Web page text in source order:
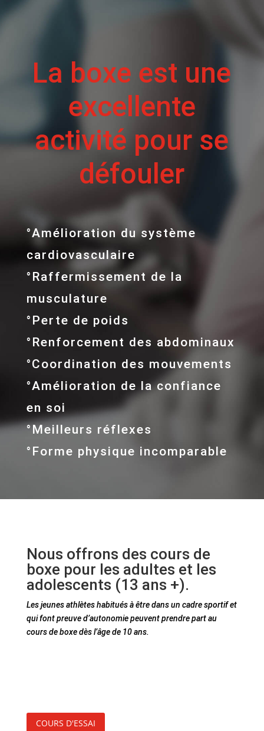
La boxe est une
excellente
activité pour se
défouler
°Amélioration du système
cardiovasculaire
°Raffermissement de la
musculature
°Perte de poids
°Renforcement des abdominaux
°Coordination des mouvements
°Amélioration de la confiance
en soi
°Meilleurs réflexes
°Forme physique incomparable
Nous offrons des cours de
boxe pour les adultes et les
adolescents (13 ans +).
Les jeunes athlètes habitués à être dans un cadre sportif et
qui font preuve d’autonomie peuvent prendre part au
cours de boxe dès l’âge de 10 ans.
COURS D'ESSAI